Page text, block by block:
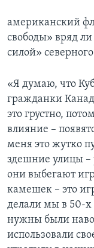
американский
свободы» вряд ли
силой» северного
«Я думаю, что
гражданки
это грустно,
влияние –
меня это жутко
здешние улицы –
они выбегают
камешек – это
делали мы в 50-
нужны были
использовали